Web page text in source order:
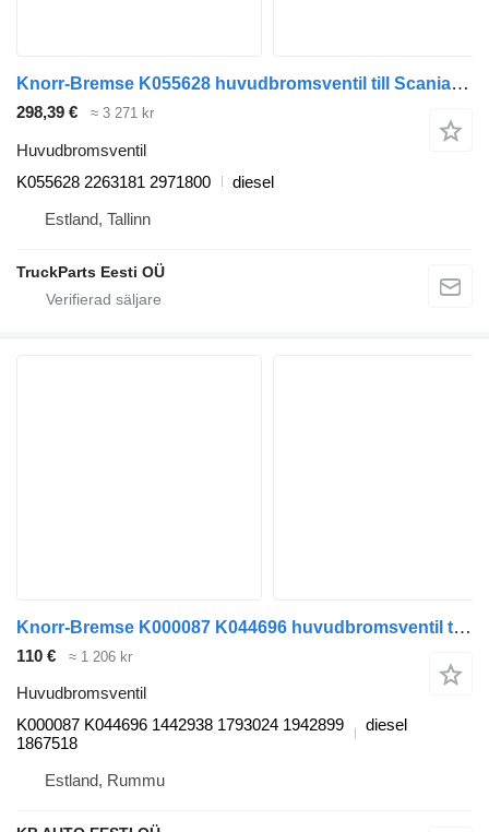
Knorr-Bremse K055628 huvudbromsventil till Scania L,P,G,R,S-series (2016-) dragbil
298,39 € ≈ 3 271 kr
Huvudbromsventil
K055628 2263181 2971800
diesel
Estland, Tallinn
TruckParts Eesti OÜ
Knorr-Bremse K000087 K044696 huvudbromsventil till Scania P,G,R,T-series (2004-2017) lastbil
110 € ≈ 1 206 kr
Huvudbromsventil
K000087 K044696 1442938 1793024 1942899
1867518
diesel
Estland, Rummu